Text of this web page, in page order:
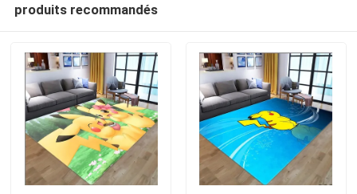
produits recommandés